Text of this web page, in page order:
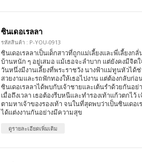
ซินเดอเรลลา
รหัสสินค้า : P-YOU-0913
ซินเดอเรลลาเป็นเด็กสาวที่ถูกแม่เลี้ยงและพี่เลี้ยงก
บ้านหนัก ๆ อยู่เสมอ แม้เธอจะลำบาก แต่ยังคงมีจิต
วันหนึ่งมีงานเลี้ยงที่พระราชวัง นางฟ้าแม่ทูนหัวได้ช่
สวยงามและรถฟักทองให้เธอไปงาน แต่ต้องกลับก่อ
ซินเดอเรลลาได้พบกับเจ้าชายและเต้นรำด้วยกันอ
เมื่อถึงเวลา เธอต้องรีบหนีและทำรองเท้าแก้วตกไว้
ตามหาเจ้าของรองเท้า จนในที่สุดพบว่าเป็นซินเดอเ
ได้แต่งงานกันอย่างมีความสุข
ดูรายละเอียดเพิ่มเติม